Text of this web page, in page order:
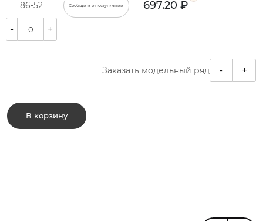
86-52 Сообщить о поступлении 697.20 ₽
- +
Заказать модельный ряд - +
В корзину